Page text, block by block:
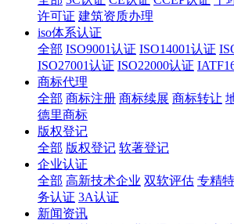
许可证 建筑资质办理
iso体系认证
全部 ISO9001认证 ISO14001认证
ISO27001认证 ISO22000认证
商标代理
全部 商标注册 商标续展 商标转让
德里商标
版权登记
全部 版权登记 软著登记
企业认证
全部 高新技术企业 双软评估 专精
务认证 3A认证
新闻资讯